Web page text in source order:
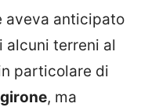
aveva anticipato
alcuni terreni al
particolare di
, ma